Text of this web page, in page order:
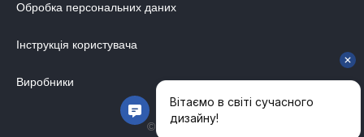
Обробка персональних даних
Інструкція користувача
Виробники
© 2014-2026